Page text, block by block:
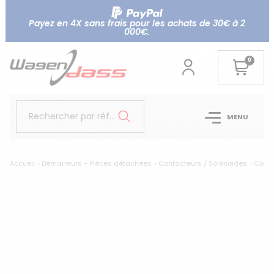
Payez en 4X sans frais pour les achats de 30€ à 2
000€.
0
Rechercher par référence... MENU
Accueil Démarreurs - Pièces détachées Contacteurs / Solénoïdes